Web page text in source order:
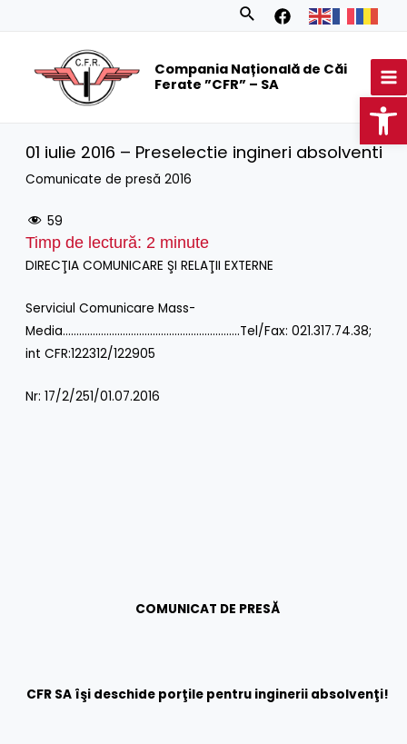
Search
Compania Națională de Căi
Ferate ”CFR” – SA
01 iulie 2016 – Preselectie ingineri absolventi
Comunicate de presă 2016
59
Timp de lectură: 2 minute
DIRECŢIA COMUNICARE ŞI RELAŢII EXTERNE
Serviciul Comunicare Mass-
Media………………………………………………………..Tel/Fax: 021.317.74.38;
int CFR:122312/122905
Nr: 17/2/251/01.07.2016
COMUNICAT DE PRESĂ
CFR SA îşi deschide porţile pentru inginerii absolvenţi!